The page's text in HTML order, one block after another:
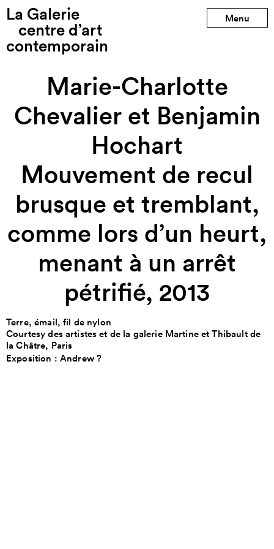
La Galerie
centre d’art
contemporain
Menu
Production précédente
Production suivante
Marie-Charlotte
Chevalier et Benjamin
Hochart
Mouvement de recul
brusque et tremblant,
comme lors d’un heurt,
menant à un arrêt
pétrifié, 2013
Terre, émail, fil de nylon
Courtesy des artistes et de la galerie Martine et Thibault de
la Châtre, Paris
Exposition : Andrew ?